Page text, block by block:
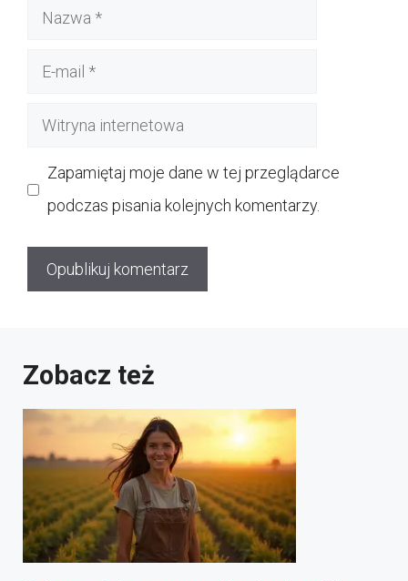
Nazwa
Witryna
Zapamiętaj moje dane w tej przeglądarce
podczas pisania kolejnych komentarzy.
Zobacz też